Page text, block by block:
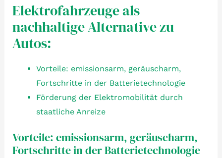
Elektrofahrzeuge als
nachhaltige Alternative zu
Autos:
Vorteile: emissionsarm, geräuscharm,
Fortschritte in der Batterietechnologie
Förderung der Elektromobilität durch
staatliche Anreize
Vorteile: emissionsarm, geräuscharm,
Fortschritte in der Batterietechnologie